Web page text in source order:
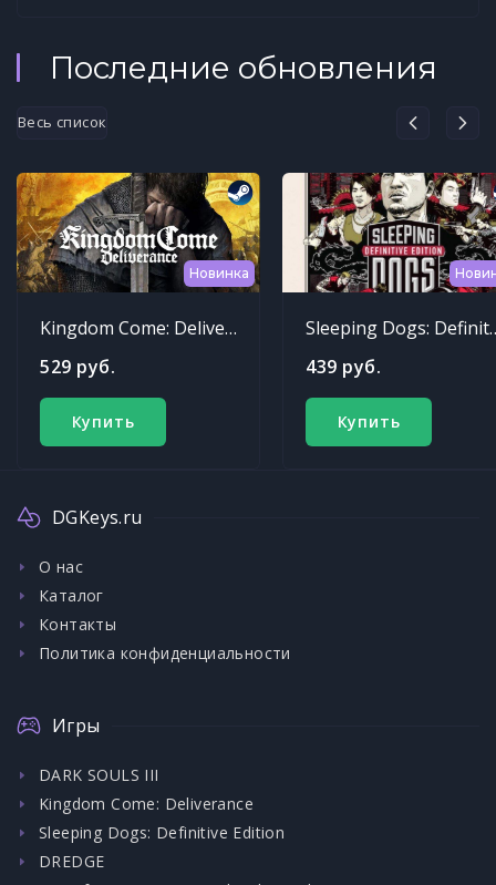
Последние обновления
Весь список
Новинка
Kingdom Come: Deliverance
529 руб.
Купить
Sleeping
439 руб.
Купить
DGKeys.ru
О нас
Каталог
Контакты
Политика конфиденциальности
Игры
DARK SOULS III
Kingdom Come: Deliverance
Sleeping Dogs: Definitive Edition
DREDGE